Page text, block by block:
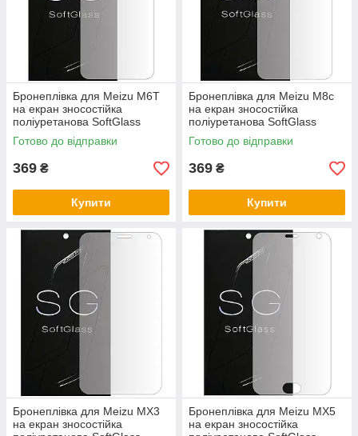
Бронеплівка для Meizu M6T
на екран зносостійка
поліуретанова SoftGlass
Готово до відправки
369 ₴
Купити
Бронеплівка для Meizu M8c
на екран зносостійка
поліуретанова SoftGlass
Готово до відправки
369 ₴
Купити
Бронеплівка для Meizu MX3
на екран зносостійка
Бронеплівка для Meizu MX5
на екран зносостійка